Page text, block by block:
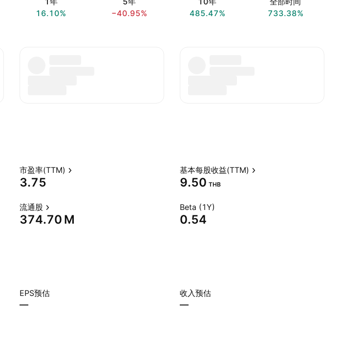
16.10%
−40.95%
485.47%
733.38%
市盈率(TTM)
3.75
基本每股收益(TTM)
9.50 THB
流通股
‪374.70 M‬
Beta (1Y)
0.54
EPS预估
—
收入预估
—